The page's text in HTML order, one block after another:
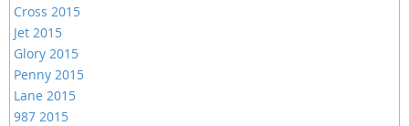
Cross 2015
Jet 2015
Glory 2015
Penny 2015
Lane 2015
987 2015